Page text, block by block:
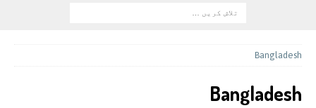
Bangladesh
Bangladesh